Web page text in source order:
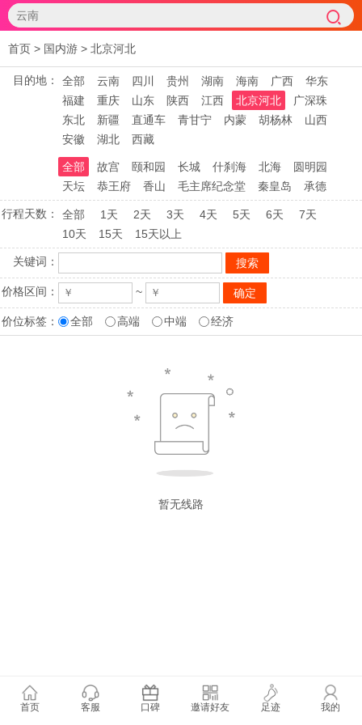
首页 > 国内游 > 北京河北
目的地： 全部 云南 四川 贵州 湖南 海南 广西
华东
福建
重庆 山东 陕西 江西 北京河北
广深珠
东北
新疆 直通车 青甘宁 内蒙 胡杨林
山西
安徽
湖北 西藏
全部 故宫 颐和园 长城 什刹海 北海
圆明园
天坛
恭王府 香山 毛主席纪念堂 秦皇岛 承德
行程天数： 全部 1天 2天 3天 4天 5天 6天
7天
10天
15天 15天以上
关键词：
价格区间： ~
价位标签： 全部 高端 中端 经济
暂无线路
首页 客服 口碑 邀请好友 足迹 我的